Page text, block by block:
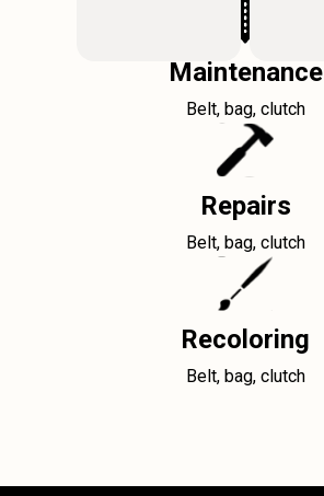
Maintenance
Belt, bag, clutch
Repairs
Belt, bag, clutch
Recoloring
Belt, bag, clutch